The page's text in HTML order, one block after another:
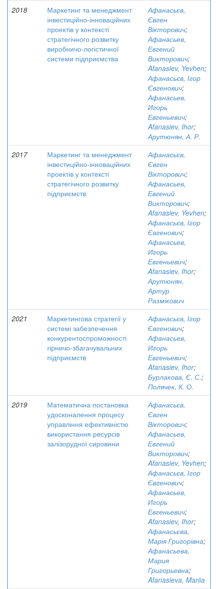
2018
Маркетинг та менеджмент
інвестиційно-інноваційних
проектів у контексті
стратегічного розвитку
виробничо-логістичної
системи підприємства
Афанасьєв,
Євген
Вікторович;
Афанасьев,
Евгений
Викторович;
Afanasiev, Yevhen;
Афанасьєв, Ігор
Євгенович;
Афанасьев,
Игорь
Евгеньевич;
Afanasiev, Ihor;
Арутюнян, А. Р.
2017
Маркетинг та менеджмент
інвестиційно-інноваційних
проектів у контексті
стратегічного розвитку
підприємств
Афанасьєв,
Євген
Вікторович;
Афанасьев,
Евгений
Викторович;
Afanasiev, Yevhen;
Афанасьєв, Ігор
Євгенович;
Афанасьев,
Игорь
Евгеньевич;
Afanasiev, Ihor;
Арутюнян,
Артур
Размікович
2021
Маркетингова стратегії у
системі забезпечення
конкурентоспроможності
гірничо-збагачувальних
підприємств
Афанасьєв, Ігор
Євгенович;
Афанасьев,
Игорь
Евгеньевич;
Afanasiev, Ihor;
Бурлакова, Є. С.;
Полячек, К. О.
2019
Математична постановка
удосконалення процесу
управління ефективністю
використання ресурсів
залізорудної сировини
Афанасьєв,
Євген
Вікторович;
Афанасьев,
Евгений
Викторович;
Afanasiev, Yevhen;
Афанасьєв, Ігор
Євгенович;
Афанасьев,
Игорь
Евгеньевич;
Afanasiev, Ihor;
Афанасьєва,
Марія Григорівна;
Афанасьева,
Мария
Григорьевна;
Afanasieva, Mariia